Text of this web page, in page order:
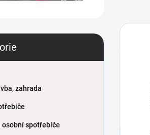
zahrada
osobní spotřebiče